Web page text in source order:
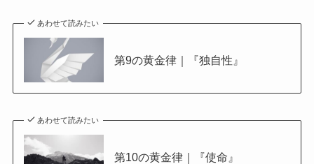
あわせて読みたい
第9の黄金律｜『独自性』
あわせて読みたい
第10の黄金律｜『使命』